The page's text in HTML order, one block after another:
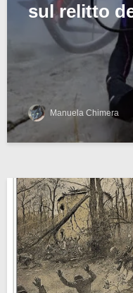
sul relitto
Manuela Chimera